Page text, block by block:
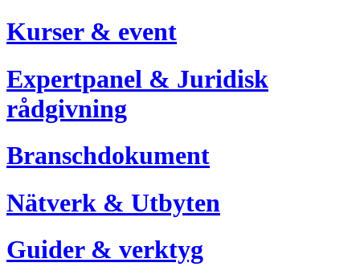
Kurser & event
Expertpanel & Juridisk
rådgivning
Branschdokument
Nätverk & Utbyten
Guider & verktyg